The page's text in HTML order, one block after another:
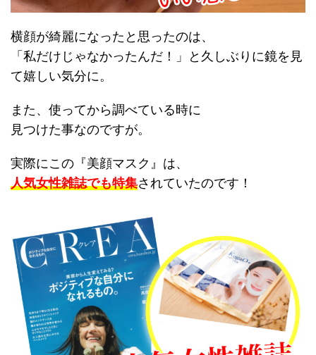
横顔が綺麗になったと思ったのは、
「私だけじゃなかったんだ！」と久しぶりに鏡を見
て嬉しい気分に。
また、使ってから調べている時に
見つけた事なのですが。
実際にこの『美顔マスク』は、
人気女性雑誌でも特集されていたのです！